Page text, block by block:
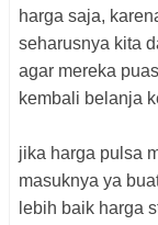
harga saja,
seharusnya kita
agar mereka
kembali belanja
jika harga pulsa
masuknya ya
lebih baik harga